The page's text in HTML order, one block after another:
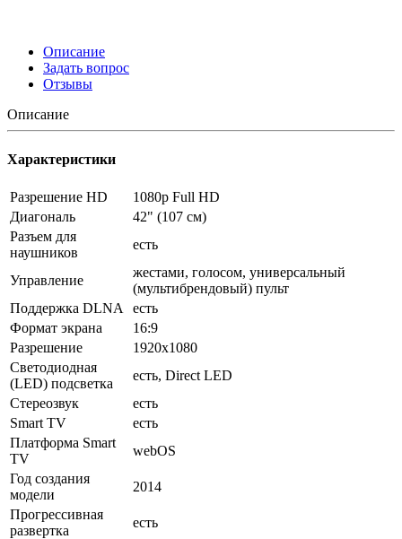
Описание
Задать вопрос
Отзывы
Описание
Характеристики
Разрешение HD
1080p Full HD
Диагональ
42" (107 см)
Разъем для
наушников
есть
Управление
жестами, голосом, универсальный
(мультибрендовый) пульт
Поддержка DLNA
есть
Формат экрана
16:9
Разрешение
1920x1080
Светодиодная
(LED) подсветка
есть, Direct LED
Стереозвук
есть
Smart TV
есть
Платформа Smart
TV
webOS
Год создания
модели
2014
Прогрессивная
развертка
есть